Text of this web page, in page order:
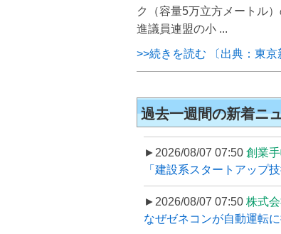
ク（容量5万立方メートル
進議員連盟の小 ...
>>続きを読む 〔出典：東京
過去一週間の新着ニ
►2026/08/07 07:50 創業
「建設系スタートアップ
►2026/08/07 07:50 株式
なぜゼネコンが自動運転